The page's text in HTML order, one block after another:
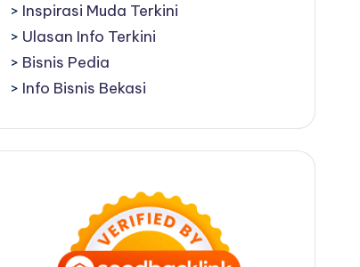
> Inspirasi Muda Terkini
> Ulasan Info Terkini
> Bisnis Pedia
> Info Bisnis Bekasi